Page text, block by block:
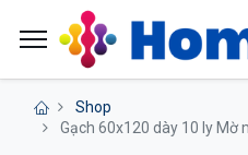
Shop
Gạch 60x120 dày 10 ly Mờ